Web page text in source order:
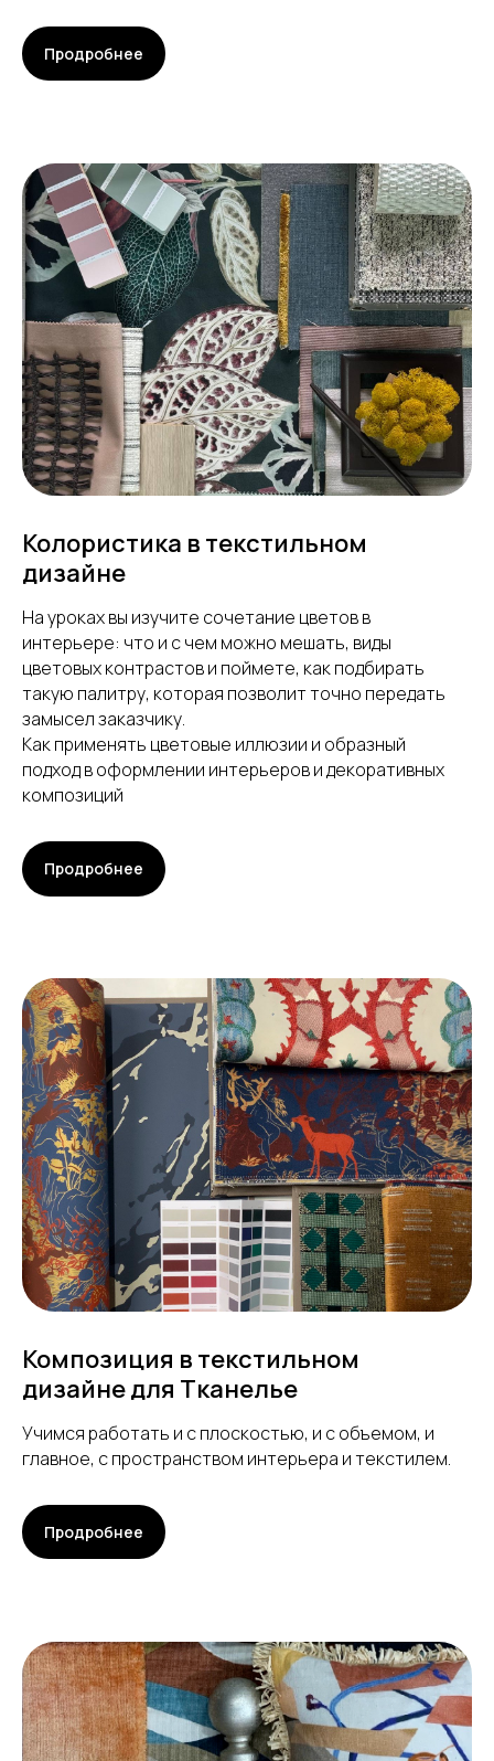
Продробнее
Колористика в текстильном
дизайне
На уроках вы изучите сочетание цветов в
интерьере: что и с чем можно мешать, виды
цветовых контрастов и поймете, как подбирать
такую палитру, которая позволит точно передать
замысел заказчику.
Как применять цветовые иллюзии и образный
подход в оформлении интерьеров и декоративных
композиций
Продробнее
Композиция в текстильном
дизайне для Тканелье
Учимся работать и с плоскостью, и с объемом, и
главное, с пространством интерьера и текстилем.
Продробнее